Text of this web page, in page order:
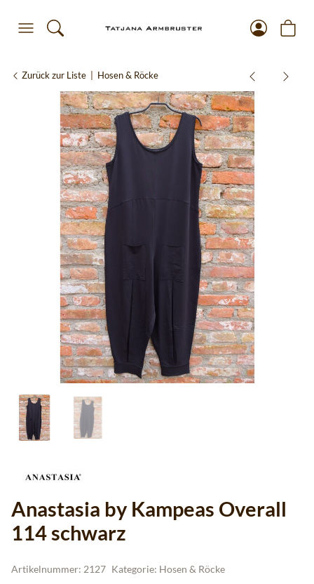
Zurück zur Liste Hosen & Röcke
Anastasia by Kampeas Overall
114 schwarz
Artikelnummer: 2127 Kategorie: Hosen & Röcke